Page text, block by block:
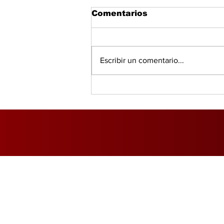
global, según PwC
Comentarios
Escribir un comentario...